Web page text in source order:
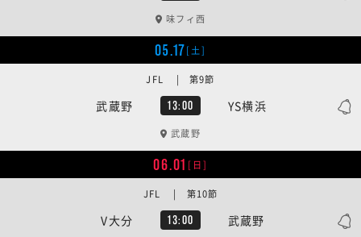
味フィ西
05.17[土]
武蔵野 13:00 YS横浜
JFL | 第9節
武蔵野
06.01 [日]
V大分 13:00 武蔵野
JFL | 第10節